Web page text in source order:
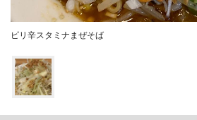
ピリ辛スタミナまぜそば